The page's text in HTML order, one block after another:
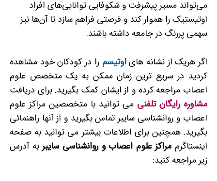
می‌تواند مسیر پیشرفت و شکوفایی توانایی‌های افراد
اوتیستیک را هموار کند و فرصتی فراهم سازد تا آن‌ها نیز
سهمی پررنگ در جامعه داشته باشند.
اگر هریک از نشانه هایاوتیسم را در کودکان خود مشاهده
کردید در سریع ترین زمان ممکن به یک متخصص علوم
اعصاب مراجعه کرده و از ایشان کمک بگیرید. برای دریافت
مشاوره رایگان تلفنی می توانید با متخصصین مراکز علوم
اعصاب و روانشناسی سایبر تماس بگیرید و از آنها راهنمائی
بگیرید. همچنین برای اطلاعات بیشتر می توانید به صفحه
اینستاگرم مراکز علوم اعصاب و روانشناسی سایبربه آدرس
زیر مراجعه کنید: